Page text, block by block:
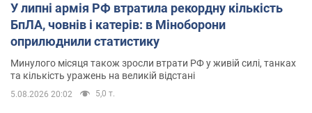
У липні армія РФ втратила рекордну кількість
БпЛА, човнів і катерів: в Міноборони
оприлюднили статистику
Минулого місяця також зросли втрати РФ у живій силі, танках
та кількість уражень на великій відстані
5.08.2026 20:02 5,0 т.